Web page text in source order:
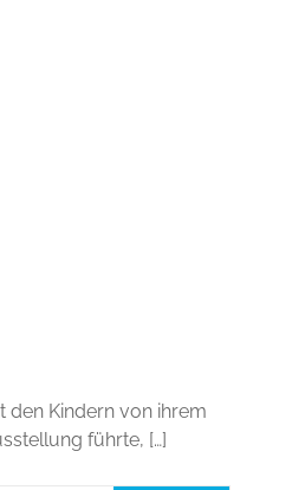
den Kindern von ihrem
führte, […]